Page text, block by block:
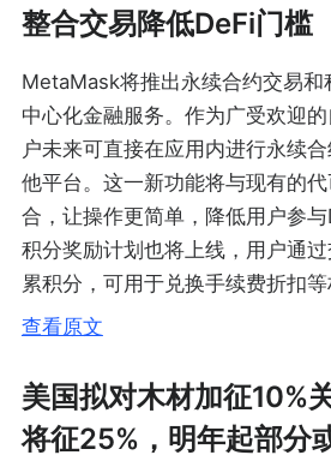
整合交易降低DeFi门槛
MetaMask将推出永续合约交易和
中心化金融服务。作为广受欢迎
户未来可直接在应用内进行永续
他平台。这一新功能将与现有的
合，让操作更简单，降低用户参与
积分奖励计划也将上线，用户通
累积分，可用于兑换手续费折扣等
查看原文
美国拟对木材加征10%
将征25%，明年起部分